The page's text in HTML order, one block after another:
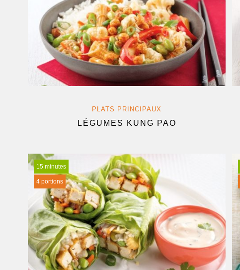
PLATS PRINCIPAUX
LÉGUMES KUNG PAO
15 minutes
4 portions